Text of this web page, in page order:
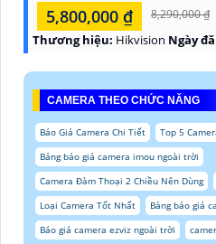
5,800,000 ₫ 8,290,000 ₫
Thương hiệu: Hikvision Ngày
CAMERA THEO CHỨC NĂNG
Báo Giá Camera Chi Tiết
Top 5
Bảng báo giá camera imou ngoài trời
Camera Đàm Thoại 2 Chiều Nên Dùng
Loại Camera Tốt Nhất
Bảng báo giá
Báo giá camera ezviz ngoài trời